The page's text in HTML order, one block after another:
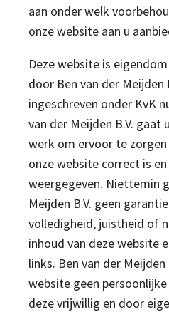
aan onder welk
onze website aan u
Deze website is
door Ben van der Meijden
ingeschreven onder KvK
van der Meijden B.V.
werk om ervoor te
onze website correct is
weergegeven. Niettemin
Meijden B.V. geen
volledigheid, juistheid of
inhoud van deze website
links. Ben van der
website geen
deze vrijwillig en door